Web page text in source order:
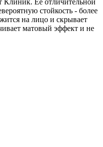
Клиник. Ее отличительной
стойкость - более
на лицо и скрывает
матовый эффект и не